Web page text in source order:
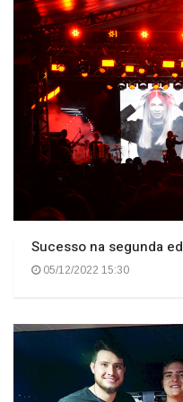
Sucesso na segunda
05/12/2022 15:30